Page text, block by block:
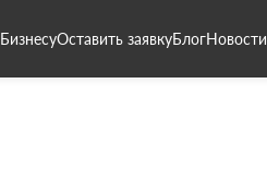
БизнесуОставить заявкуБлогНовости